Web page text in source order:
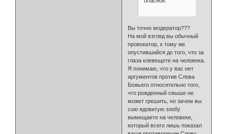
Вы точно модератор???
На мой взгляд вы обычный
провокатор, к тому же
опустившийся до того, что за
глаза клевещете на человека.
Я понимаю, что у вас нет
аргументов против Слова
Божьего относительно того,
что рожденный свыше не
может грешить, но зачем вы
сою ядовитую злобу
вымещаете на человеке,
который всего лишь показал